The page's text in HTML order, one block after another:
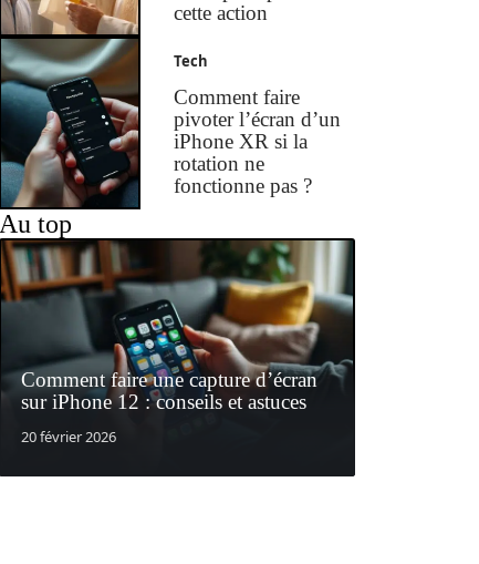
cette action
Tech
Comment faire
pivoter l’écran d’un
iPhone XR si la
rotation ne
fonctionne pas ?
Au top
Comment faire une capture d’écran
sur iPhone 12 : conseils et astuces
20 février 2026